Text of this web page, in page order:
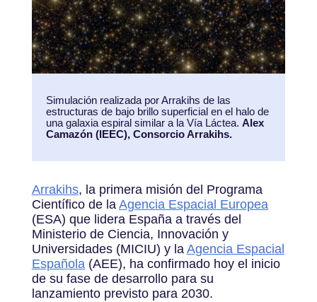
Simulación realizada por Arrakihs de las
estructuras de bajo brillo superficial en el halo de
una galaxia espiral similar a la Vía Láctea. Alex
Camazón (IEEC), Consorcio Arrakihs.
Arrakihs, la primera misión del Programa
Científico de la Agencia Espacial Europea
(ESA) que lidera España a través del
Ministerio de Ciencia, Innovación y
Universidades (MICIU) y la Agencia Espacial
Española(AEE), ha confirmado hoy el inicio
de su fase de desarrollo para su
lanzamiento previsto para 2030.